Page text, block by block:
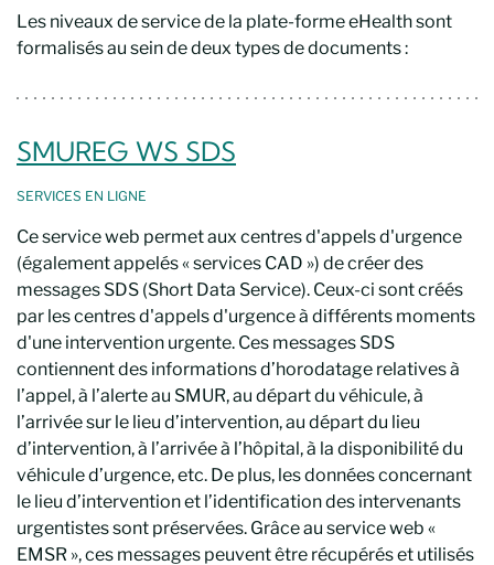
Les niveaux de service de la plate-forme eHealth sont
formalisés au sein de deux types de documents :
SMUREG WS SDS
SERVICES EN LIGNE
Ce service web permet aux centres d'appels d'urgence
(également appelés « services CAD ») de créer des
messages SDS (Short Data Service). Ceux-ci sont créés
par les centres d'appels d'urgence à différents moments
d'une intervention urgente. Ces messages SDS
contiennent des informations d’horodatage relatives à
l’appel, à l’alerte au SMUR, au départ du véhicule, à
l’arrivée sur le lieu d’intervention, au départ du lieu
d’intervention, à l’arrivée à l’hôpital, à la disponibilité du
véhicule d’urgence, etc. De plus, les données concernant
le lieu d’intervention et l’identification des intervenants
urgentistes sont préservées. Grâce au service web «
EMSR », ces messages peuvent être récupérés et utilisés